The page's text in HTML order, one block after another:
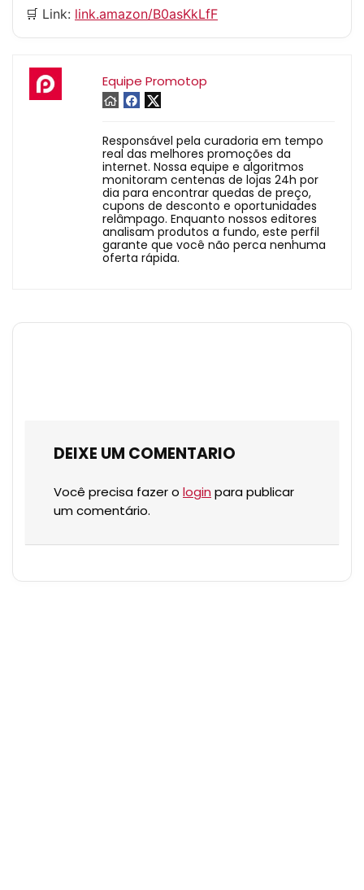
🛒 Link: link.amazon/B0asKkLfF
Equipe Promotop
Responsável pela curadoria em tempo
real das melhores promoções da
internet. Nossa equipe e algoritmos
monitoram centenas de lojas 24h por
dia para encontrar quedas de preço,
cupons de desconto e oportunidades
relâmpago. Enquanto nossos editores
analisam produtos a fundo, este perfil
garante que você não perca nenhuma
oferta rápida.
DEIXE UM COMENTARIO
Você precisa fazer o login para publicar
um comentário.